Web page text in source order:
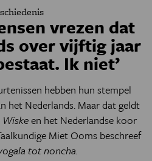
vrezen dat
over vijftig jaar
Ik niet’
hebben hun stempel
het Nederlands. Maar dat geldt
Wiskeen het Nederlandse koor
Miet Ooms beschreef
tot noncha.